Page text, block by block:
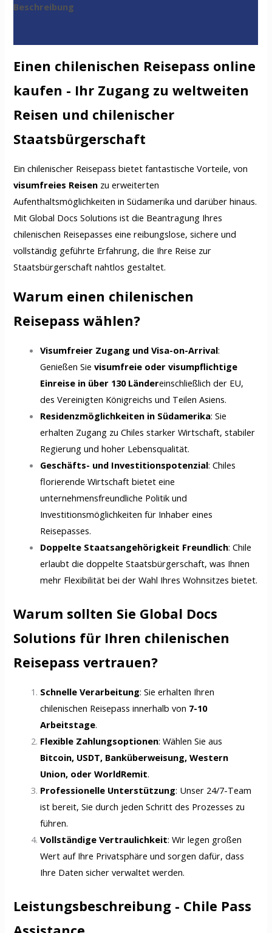
Beschreibung
Einen chilenischen Reisepass online
kaufen - Ihr Zugang zu weltweiten
Reisen und chilenischer
Staatsbürgerschaft
Ein chilenischer Reisepass bietet fantastische Vorteile, von
visumfreies Reisen zu erweiterten
Aufenthaltsmöglichkeiten in Südamerika und darüber hinaus.
Mit Global Docs Solutions ist die Beantragung Ihres
chilenischen Reisepasses eine reibungslose, sichere und
vollständig geführte Erfahrung, die Ihre Reise zur
Staatsbürgerschaft nahtlos gestaltet.
Warum einen chilenischen
Reisepass wählen?
Visumfreier Zugang und Visa-on-Arrival:
Genießen Sievisumfreie oder visumpflichtige
Einreise in über 130 Ländereinschließlich der EU,
des Vereinigten Königreichs und Teilen Asiens.
Residenzmöglichkeiten in Südamerika: Sie
erhalten Zugang zu Chiles starker Wirtschaft, stabiler
Regierung und hoher Lebensqualität.
Geschäfts- und Investitionspotenzial: Chiles
florierende Wirtschaft bietet eine
unternehmensfreundliche Politik und
Investitionsmöglichkeiten für Inhaber eines
Reisepasses.
Doppelte Staatsangehörigkeit Freundlich: Chile
erlaubt die doppelte Staatsbürgerschaft, was Ihnen
mehr Flexibilität bei der Wahl Ihres Wohnsitzes bietet.
Warum sollten Sie Global Docs
Solutions für Ihren chilenischen
Reisepass vertrauen?
Schnelle Verarbeitung: Sie erhalten Ihren
chilenischen Reisepass innerhalb von 7-10
Arbeitstage.
Flexible Zahlungsoptionen: Wählen Sie aus
Bitcoin, USDT, Banküberweisung, Western
Union, oder WorldRemit.
Professionelle Unterstützung: Unser 24/7-Team
ist bereit, Sie durch jeden Schritt des Prozesses zu
führen.
Vollständige Vertraulichkeit: Wir legen großen
Wert auf Ihre Privatsphäre und sorgen dafür, dass
Ihre Daten sicher verwaltet werden.
Leistungsbeschreibung - Chile Pass